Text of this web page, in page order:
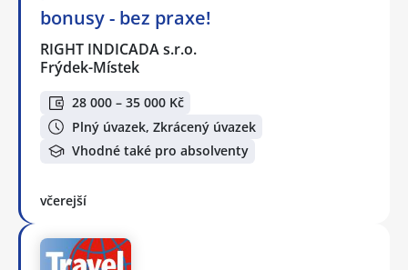
bonusy - bez praxe!
RIGHT INDICADA s.r.o.
Frýdek-Místek
28 000 – 35 000 Kč
Plný úvazek, Zkrácený úvazek
Vhodné také pro absolventy
včerejší